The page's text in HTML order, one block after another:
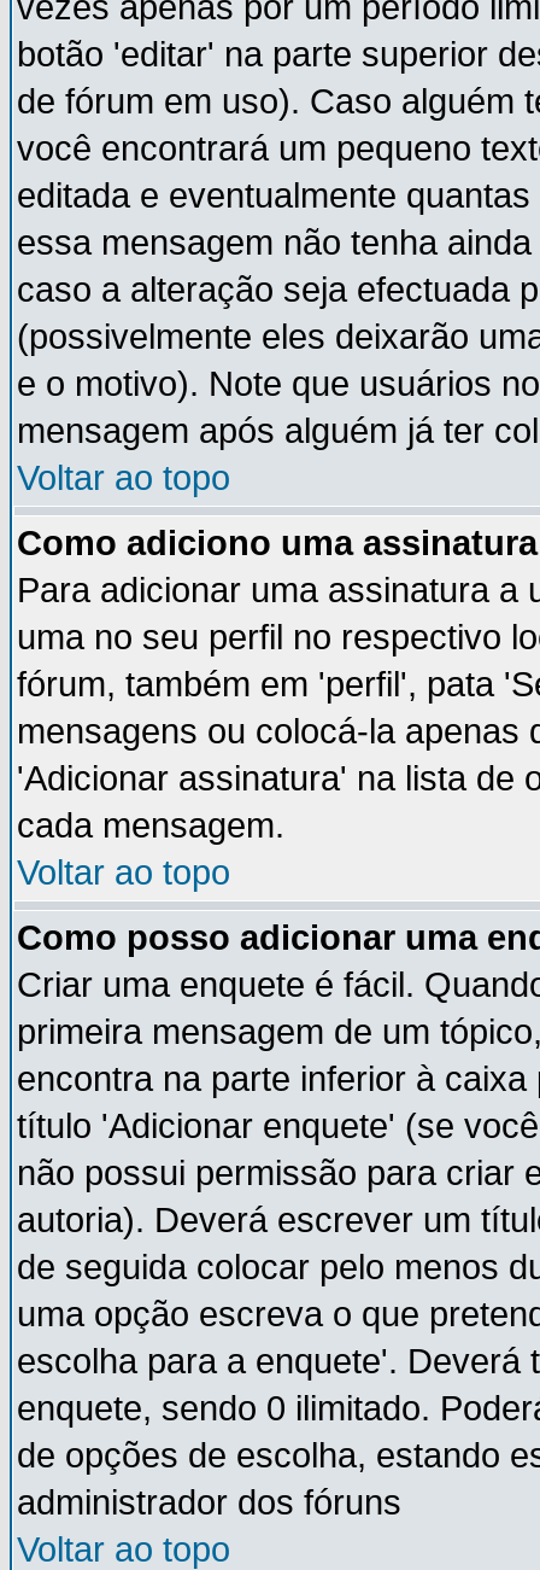
botão 'editar' na parte superior
de fórum em uso). Caso alguém
você encontrará um pequeno
editada e eventualmente
essa mensagem não tenha
caso a alteração seja efectuada
(possivelmente eles deixarão
e o motivo). Note que usuários
mensagem após alguém já ter
Voltar ao topo
Como adiciono uma
Para adicionar uma assinatura a
uma no seu perfil no respectivo
fórum, também em 'perfil', pata
mensagens ou colocá-la apenas
'Adicionar assinatura' na lista de
cada mensagem.
Voltar ao topo
Como posso adicionar uma
Criar uma enquete é fácil.
primeira mensagem de um
encontra na parte inferior à
título 'Adicionar enquete' (se
não possui permissão para criar
autoria). Deverá escrever um
de seguida colocar pelo menos
uma opção escreva o que
escolha para a enquete'. Deverá
enquete, sendo 0 ilimitado.
de opções de escolha, estando
administrador dos fóruns
Voltar ao topo